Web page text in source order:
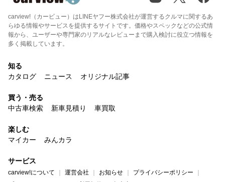
carview!（カービュー）はLINEヤフー株式会社が運営するクルマに関するあ
らゆる情報やサービスを提供するサイトです。価格やスペックなどの公式情
報から、ユーザーや専門家のリアルなレビューまで購入検討に役立つ情報を
多く掲載しています。
知る
カタログ
ニュース オリジナル記事
買う・売る
中古車検索
新車見積り 車買取
楽しむ
マイカー
みんカラ
サービス
carview!について 運営会社 お知らせ
プライバシーポリシー